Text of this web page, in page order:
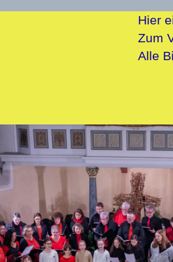
Hier
Zum
Alle